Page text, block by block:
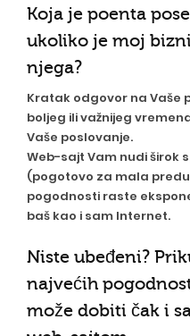
Koja je poenta
ukoliko je moj
njega?
Kratak odgovor na Vaše
boljeg ili važnijeg
Vaše poslovanje.
Web-sajt Vam nudi širok
(pogotovo za mala
pogodnosti raste
baš kao i sam Internet.
Niste ubeđeni?
najvećih
može dobiti čak i